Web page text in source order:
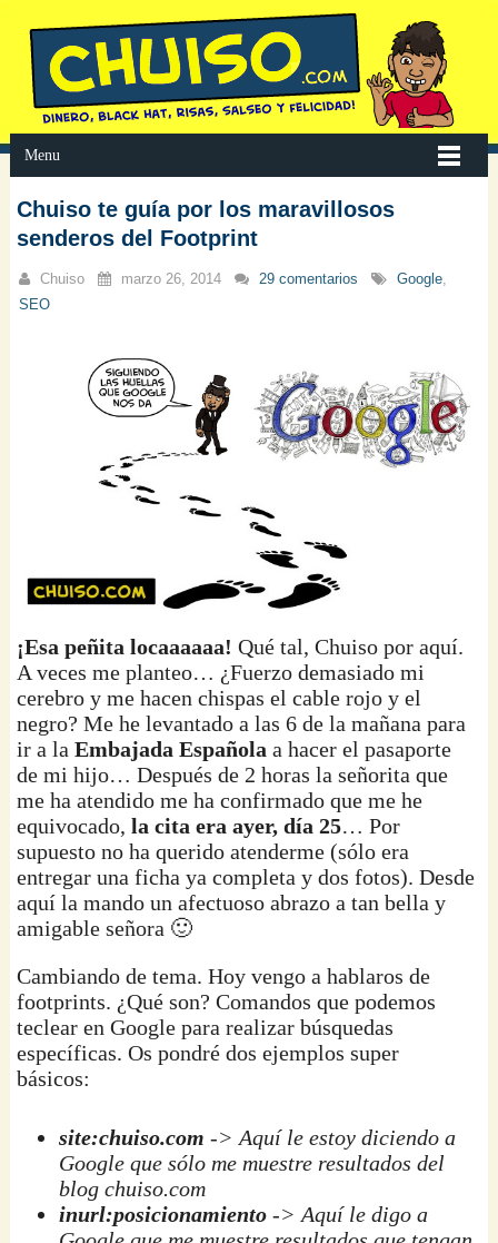
Menu
Chuiso te guía por los maravillosos
senderos del Footprint
Chuiso marzo 26, 2014 29 comentarios Google,
SEO
¡Esa peñita locaaaaaa! Qué tal, Chuiso por aquí.
A veces me planteo… ¿Fuerzo demasiado mi
cerebro y me hacen chispas el cable rojo y el
negro? Me he levantado a las 6 de la mañana para
ir a laEmbajada Española a hacer el pasaporte
de mi hijo… Después de 2 horas la señorita que
me ha atendido me ha confirmado que me he
equivocado,la cita era ayer, día 25… Por
supuesto no ha querido atenderme (sólo era
entregar una ficha ya completa y dos fotos). Desde
aquí la mando un afectuoso abrazo a tan bella y
amigable señora 🙂
Cambiando de tema. Hoy vengo a hablaros de
footprints. ¿Qué son? Comandos que podemos
teclear en Google para realizar búsquedas
específicas. Os pondré dos ejemplos super
básicos:
site:chuiso.com -> Aquí le estoy diciendo a
Google que sólo me muestre resultados del
blog chuiso.com
inurl:posicionamiento -> Aquí le digo a